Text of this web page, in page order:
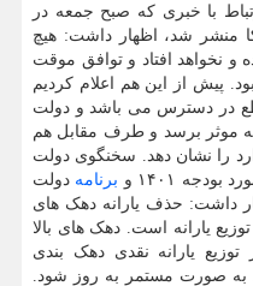
با خبری که صبح جمعه در
منشر شد، اظهار داشت: هیچ
و نخواهد افتاد و توافق موقت
پیش از این هم اعلام کردیم
در دسترس می باشد و دولت
موثر برسد و طرف مقابل هم
را نشان دهد. سخنگوی دولت
۱۴۰۱ و
برنامه دولت
داشت: حذف یارانه دهک های
یارانه است. دهک های بالا
توزیع یارانه نقدی دهک بندی
به صورت مستمر به روز شود.